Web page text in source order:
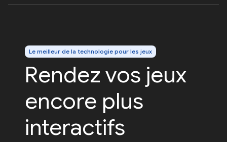
Le meilleur de la technologie pour les jeux
Rendez vos jeux
encore plus
interactifs